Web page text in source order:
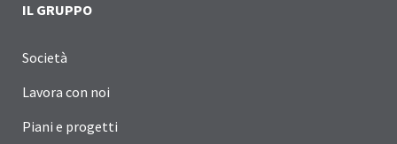
IL GRUPPO
Società
Lavora con noi
Piani e progetti